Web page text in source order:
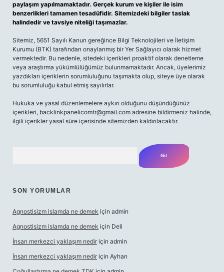
paylaşım yapılmamaktadır. Gerçek kurum ve kişiler ile isim
benzerlikleri tamamen tesadüfidir. Sitemizdeki bilgiler taslak
halindedir ve tavsiye niteliği taşımazlar.
Sitemiz, 5651 Sayılı Kanun gereğince Bilgi Teknolojileri ve İletişim
Kurumu (BTK) tarafından onaylanmış bir Yer Sağlayıcı olarak hizmet
vermektedir. Bu nedenle, sitedeki içerikleri proaktif olarak denetleme
veya araştırma yükümlülüğümüz bulunmamaktadır. Ancak, üyelerimiz
yazdıkları içeriklerin sorumluluğunu taşımakta olup, siteye üye olarak
bu sorumluluğu kabul etmiş sayılırlar.
Hukuka ve yasal düzenlemelere aykırı olduğunu düşündüğünüz
içerikleri, backlinkpanelicomtr@gmail.com adresine bildirmeniz halinde,
ilgili içerikler yasal süre içerisinde sitemizden kaldırılacaktır.
SON YORUMLAR
Agnostisizm islamda ne demek için admin
Agnostisizm islamda ne demek için Deli
İnsan merkezci yaklaşım nedir için admin
İnsan merkezci yaklaşım nedir için Ayhan